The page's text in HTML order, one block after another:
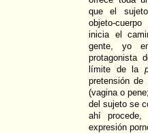
que el
objeto-
inicia el
gente, yo
protagonista
límite de la
pretensión
(vagina o
del sujeto se
ahí procede,
expresión